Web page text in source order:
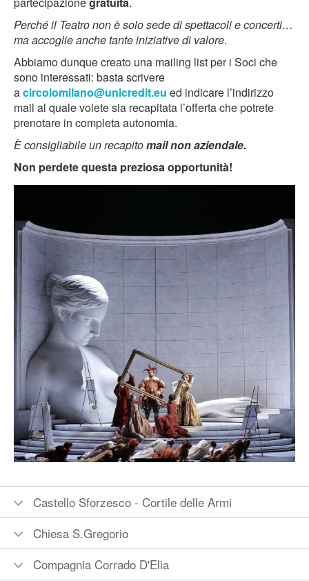
Perché il Teatro non è solo sede di spettacoli e concerti…
ma accoglie anche tante iniziative di valore.
Abbiamo dunque creato una mailing list per i Soci che
sono interessati: basta scrivere
acircolomilano@unicredit.eu ed indicare l’indirizzo
mail al quale volete sia recapitata l’offerta che potrete
prenotare in completa autonomia.
È consigliabile un recapitomail non aziendale.
Non perdete questa preziosa opportunità!
Castello Sforzesco - Cortile delle Armi
Chiesa S.Gregorio
Compagnia Corrado D'Elia